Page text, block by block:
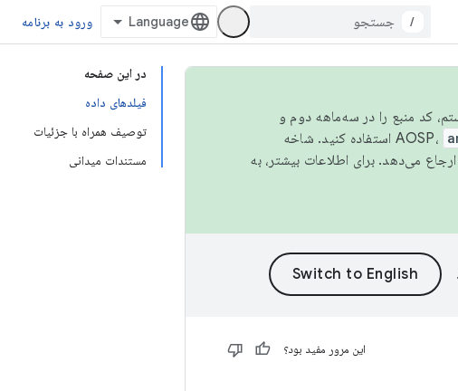
/ ورود به برنامه
در این صفحه
فیلدهای داده
توصیف همراه با جزئیات
مستندات میدانی
کد منبع را در سه‌ماهه دوم و
استفاده کنید. شاخه
این مرور مفید بود؟